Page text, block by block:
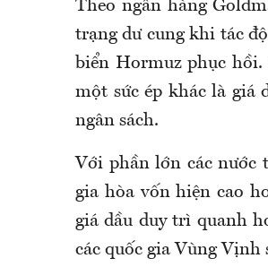
Theo ngân hàng
trạng dư cung khi tác
biển Hormuz phục
một sức ép khác là giá
ngân sách.
Với phần lớn các nước
gia hòa vốn hiện cao
giá dầu duy trì quanh
các quốc gia Vùng Vịnh